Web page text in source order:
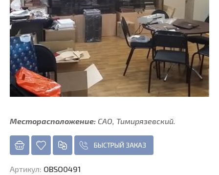
Месторасположение: САО, Тимирязевский.
БЫСТРЫЙ ЗАКАЗ
Артикул: OBSO0491